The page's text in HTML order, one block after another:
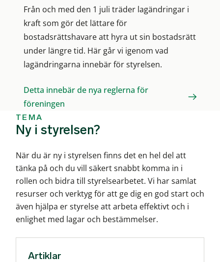
Från och med den 1 juli träder lagändringar i
kraft som gör det lättare för
bostadsrättshavare att hyra ut sin bostadsrätt
under längre tid. Här går vi igenom vad
lagändringarna innebär för styrelsen.
Detta innebär de nya reglerna för
föreningen
TEMA
Ny i styrelsen?
När du är ny i styrelsen finns det en hel del att
tänka på och du vill säkert snabbt komma in i
rollen och bidra till styrelsearbetet. Vi har samlat
resurser och verktyg för att ge dig en god start och
även hjälpa er styrelse att arbeta effektivt och i
enlighet med lagar och bestämmelser.
Artiklar